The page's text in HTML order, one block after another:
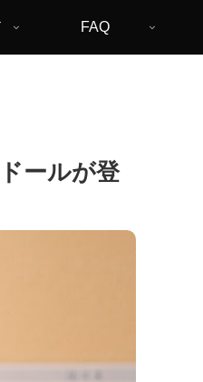
FAQ
ールが登